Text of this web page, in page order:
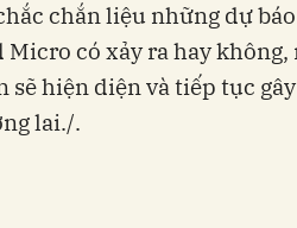
chắn liệu những dự
Micro có xảy ra hay
sẽ hiện diện và tiếp tục
lai./.